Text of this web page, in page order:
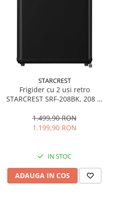
STARCREST
Frigider cu 2 usi retro
STARCREST SRF-208BK, 208 L,
Iluminare LED, Termostat
Reglabil, H 147 cm, Negru
1.499,90 RON
1.199,90 RON
IN STOC
ADAUGA IN COS